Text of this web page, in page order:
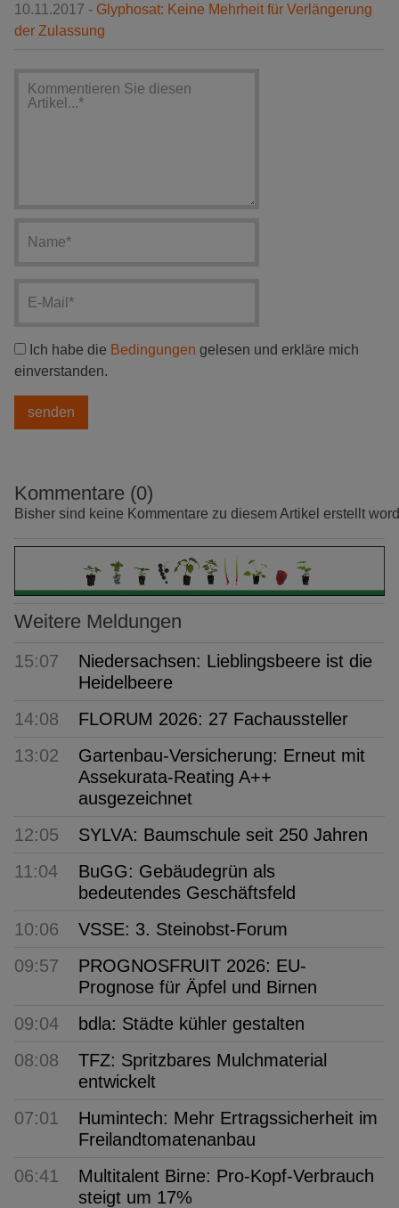
10.11.2017 - Glyphosat: Keine Mehrheit für Verlängerung
der Zulassung
Ich habe die Bedingungen gelesen und erkläre mich
einverstanden.
Kommentare (0)
Bisher sind keine Kommentare zu diesem Artikel erstellt
Weitere Meldungen
15:07
Niedersachsen: Lieblingsbeere ist die
Heidelbeere
14:08
FLORUM 2026: 27 Fachaussteller
13:02
Gartenbau-Versicherung: Erneut mit
Assekurata-Reating A++
ausgezeichnet
12:05
SYLVA: Baumschule seit 250 Jahren
11:04
BuGG: Gebäudegrün als
bedeutendes Geschäftsfeld
10:06
VSSE: 3. Steinobst-Forum
09:57
PROGNOSFRUIT 2026: EU-
Prognose für Äpfel und Birnen
09:04
bdla: Städte kühler gestalten
08:08
TFZ: Spritzbares Mulchmaterial
entwickelt
07:01
Humintech: Mehr Ertragssicherheit im
Freilandtomatenanbau
06:41
Multitalent Birne: Pro-Kopf-Verbrauch
steigt um 17%